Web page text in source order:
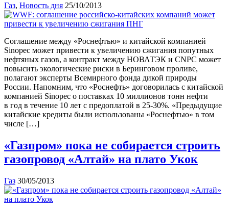
Газ, Новость дня 25/10/2013
Соглашение между «Роснефтью» и китайской компанией
Sinopec может привести к увеличению сжигания попутных
нефтяных газов, а контракт между НОВАТЭК и CNPC может
повысить экологические риски в Беринговом проливе,
полагают эксперты Всемирного фонда дикой природы
России. Напомним, что «Роснефть» договорилась с китайской
компанией Sinopec о поставках 10 миллионов тонн нефти
в год в течение 10 лет с предоплатой в 25-30%. «Предыдущие
китайские кредиты были использованы «Роснефтью» в том
числе […]
«Газпром» пока не собирается строить
газопровод «Алтай» на плато Укок
Газ 30/05/2013